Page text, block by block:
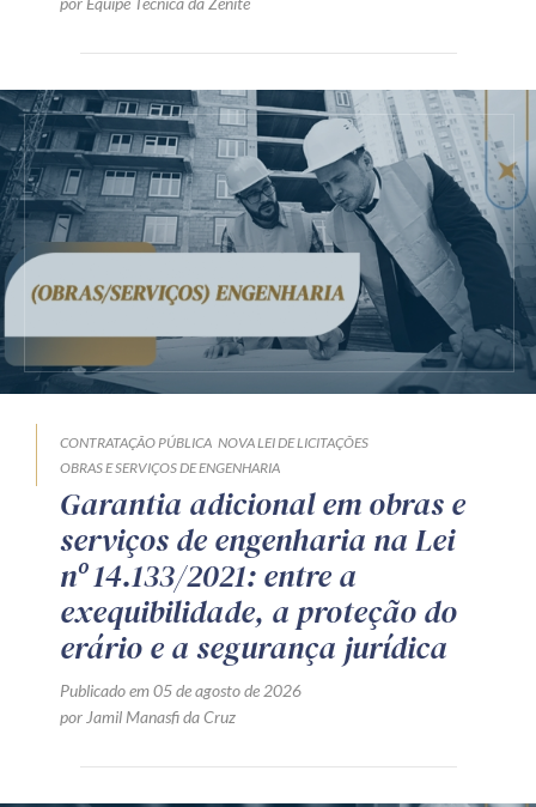
CONTRATAÇÃO PÚBLICA NOVA LEI DE LICITAÇÕES
OBRAS E SERVIÇOS DE ENGENHARIA
Garantia adicional em obras e
serviços de engenharia na Lei
nº 14.133/2021: entre a
exequibilidade, a proteção do
erário e a segurança jurídica
Publicado em 05 de agosto de 2026
por Jamil Manasfi da Cruz